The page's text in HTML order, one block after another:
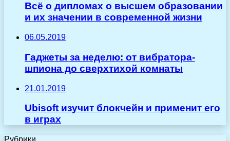
Всё о дипломах о высшем образовании
и их значении в современной жизни
06.05.2019
Гаджеты за неделю: от вибратора-
шпиона до сверхтихой комнаты
21.01.2019
Ubisoft изучит блокчейн и применит его
в играх
Рубрики